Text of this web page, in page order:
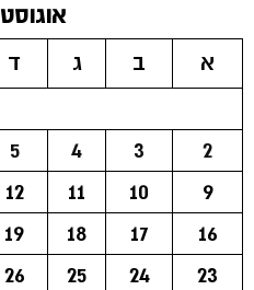
אוגוסט 2026
א
ב ג ד
2
3
4
5
9
10
11
12
16
17
18
19
23
24
25
26